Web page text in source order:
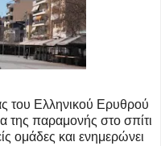
του Ελληνικού Ερυθρού
της παραμονής στο σπίτι
ομάδες και ενημερώνει